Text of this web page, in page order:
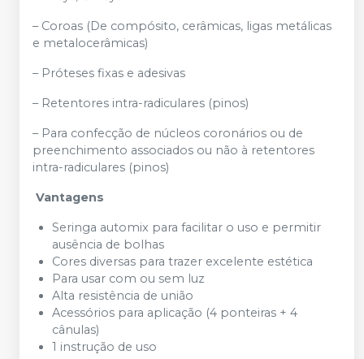
– Coroas (De compósito, cerâmicas, ligas metálicas
e metalocerâmicas)
– Próteses fixas e adesivas
– Retentores intra-radiculares (pinos)
– Para confecção de núcleos coronários ou de
preenchimento associados ou não à retentores
intra-radiculares (pinos)
Vantagens
Seringa automix para facilitar o uso e permitir
ausência de bolhas
Cores diversas para trazer excelente estética
Para usar com ou sem luz
Alta resistência de união
Acessórios para aplicação (4 ponteiras + 4
cânulas)
1 instrução de uso